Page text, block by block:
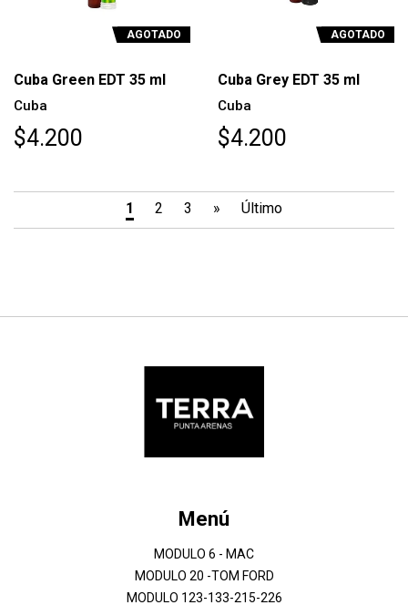
AGOTADO
Cuba Green EDT 35 ml
Cuba
$4.200
AGOTADO
Cuba Grey EDT 35 ml
Cuba
$4.200
1 2 3 » Último
Menú
MODULO 6 - MAC
MODULO 20 -TOM FORD
MODULO 123-133-215-226